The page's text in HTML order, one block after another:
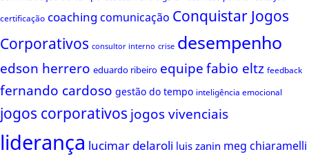
certificação coaching comunicação Conquistar Jogos
Corporativos consultor interno crise desempenho
edson herrero eduardo ribeiro equipefabio eltz feedback
fernando cardoso gestão do tempo inteligência emocional
jogos corporativos jogos vivenciais
liderança lucimar delaroli luis zanin meg chiaramelli